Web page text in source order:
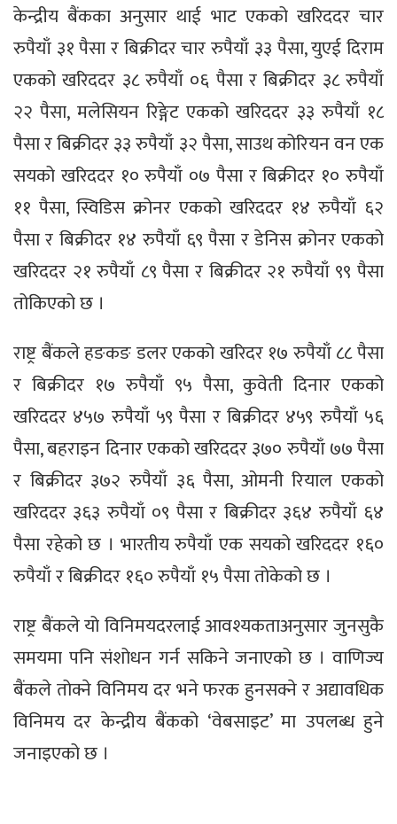
केन्द्रीय बैंकका अनुसार थाई भाट एकको खरिददर चार
रुपैयाँ ३१ पैसा र बिक्रीदर चार रुपैयाँ ३३ पैसा, युएई दिराम
एकको खरिददर ३८ रुपैयाँ ०६ पैसा र बिक्रीदर ३८ रुपैयाँ
२२ पैसा, मलेसियन रिङ्गेट एकको खरिददर ३३ रुपैयाँ १८
पैसा र बिक्रीदर ३३ रुपैयाँ ३२ पैसा, साउथ कोरियन वन एक
सयको खरिददर १० रुपैयाँ ०७ पैसा र बिक्रीदर १० रुपैयाँ
११ पैसा, स्विडिस क्रोनर एकको खरिददर १४ रुपैयाँ ६२
पैसा र बिक्रीदर १४ रुपैयाँ ६९ पैसा र डेनिस क्रोनर एकको
खरिददर २१ रुपैयाँ ८९ पैसा र बिक्रीदर २१ रुपैयाँ ९९ पैसा
तोकिएको छ ।
राष्ट्र बैंकले हङकङ डलर एकको खरिदर १७ रुपैयाँ ८८ पैसा
र बिक्रीदर १७ रुपैयाँ ९५ पैसा, कुवेती दिनार एकको
खरिददर ४५७ रुपैयाँ ५९ पैसा र बिक्रीदर ४५९ रुपैयाँ ५६
पैसा, बहराइन दिनार एकको खरिददर ३७० रुपैयाँ ७७ पैसा
र बिक्रीदर ३७२ रुपैयाँ ३६ पैसा, ओमनी रियाल एकको
खरिददर ३६३ रुपैयाँ ०९ पैसा र बिक्रीदर ३६४ रुपैयाँ ६४
पैसा रहेको छ । भारतीय रुपैयाँ एक सयको खरिददर १६०
रुपैयाँ र बिक्रीदर १६० रुपैयाँ १५ पैसा तोकेको छ ।
राष्ट्र बैंकले यो विनिमयदरलाई आवश्यकताअनुसार जुनसुकै
समयमा पनि संशोधन गर्न सकिने जनाएको छ । वाणिज्य
बैंकले तोक्ने विनिमय दर भने फरक हुनसक्ने र अद्यावधिक
विनिमय दर केन्द्रीय बैंकको ‘वेबसाइट’ मा उपलब्ध हुने
जनाइएको छ ।